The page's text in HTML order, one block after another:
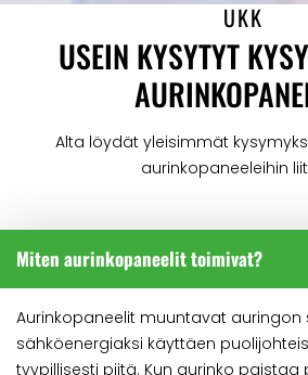
UKK
USEIN KYSYTYT
Alta löydät yleisimmät
aurinkopaneeleihin
Miten aurinkopaneelit toimivat?
Aurinkopaneelit muuntavat auringon
sähköenergiaksi käyttäen
tyypillisesti piitä. Kun aurinko paistaa